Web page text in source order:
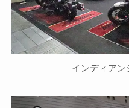
インディア